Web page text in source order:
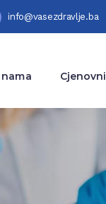
info@vasezdravlje.ba
nama